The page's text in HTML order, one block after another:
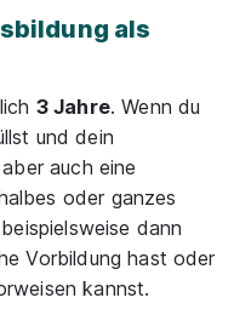
als
3 Jahre. Wenn du
und dein
auch eine
oder ganzes
dann
Vorbildung hast oder
kannst.